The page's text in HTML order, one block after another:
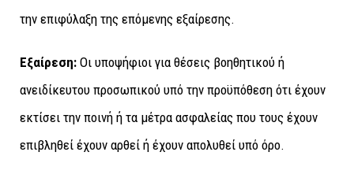
την επιφύλαξη της επόμενης εξαίρεσης.
Εξαίρεση: Οι υποψήφιοι για θέσεις βοηθητικού ή
ανειδίκευτου προσωπικού υπό την προϋπόθεση ότι έχουν
εκτίσει την ποινή ή τα μέτρα ασφαλείας που τους έχουν
επιβληθεί έχουν αρθεί ή έχουν απολυθεί υπό όρο.